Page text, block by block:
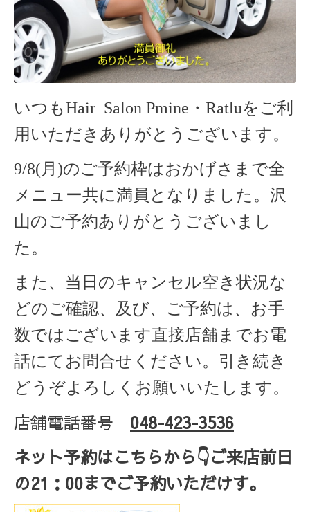
いつもHair Salon Pmine・Ratluをご利
用いただきありがとうございます。
9/8(月)のご予約枠はおかげさまで全
メニュー共に満員となりました。沢
山のご予約ありがとうございまし
た。
また、当日のキャンセル空き状況な
どのご確認、及び、ご予約は、お手
数ではございます直接店舗までお電
話にてお問合せください。引き続き
どうぞよろしくお願いいたします。
店舗電話番号 048-423-3536
ネット予約はこちらから👇ご来店前日
の21 ： 00までご予約いただけす。